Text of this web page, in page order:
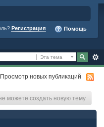
Регистрация Помощь
Эта тема
Просмотр новых публикаций
можете создать новую тему